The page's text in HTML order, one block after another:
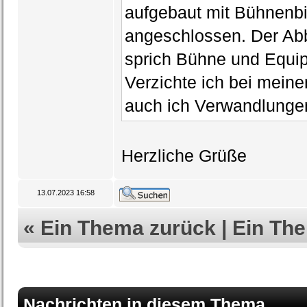
aufgebaut mit
angeschlossen. Der
sprich Bühne und
Verzichte ich bei
auch ich
Herzliche Grüße
13.07.2023 16:58
« Ein Thema zurück | Ein